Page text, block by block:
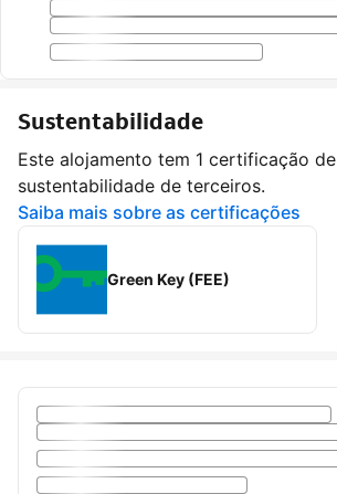
Sustentabilidade
Este alojamento tem 1 certificação de
sustentabilidade de terceiros.
Saiba mais sobre as certificações
Green Key (FEE)